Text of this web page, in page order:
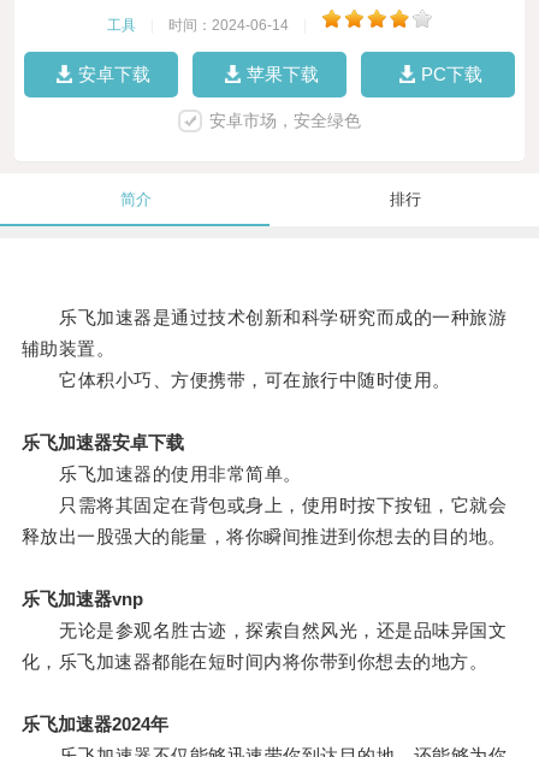
工具 时间：2024-06-14
安卓下载 苹果下载 PC下载
安卓市场，安全绿色
简介 排行
乐飞加速器是通过技术创新和科学研究而成的一种旅游
辅助装置。
它体积小巧、方便携带，可在旅行中随时使用。
乐飞加速器安卓下载
乐飞加速器的使用非常简单。
只需将其固定在背包或身上，使用时按下按钮，它就会
释放出一股强大的能量，将你瞬间推进到你想去的目的地。
乐飞加速器vnp
无论是参观名胜古迹，探索自然风光，还是品味异国文
化，乐飞加速器都能在短时间内将你带到你想去的地方。
乐飞加速器2024年